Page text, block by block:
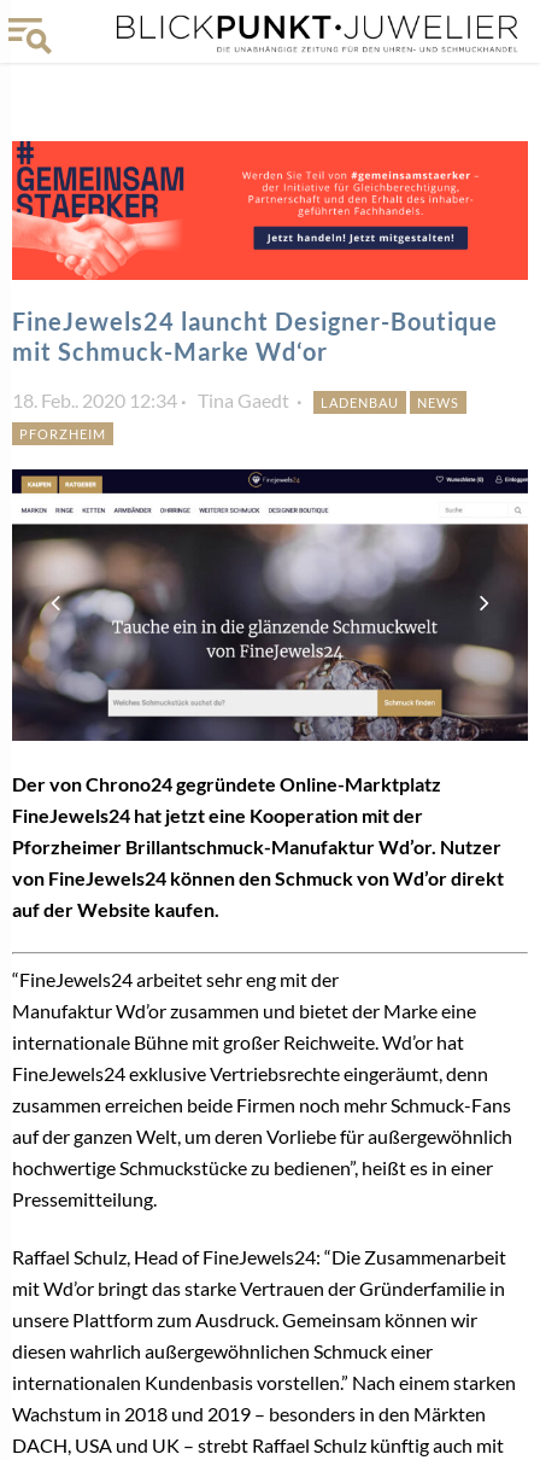
FineJewels24 launcht Designer-Boutique
mit Schmuck-Marke Wd‘or
18. Feb.. 2020 12:34 Tina Gaedt LADENBAU
NEWS
PFORZHEIM
Der von Chrono24 gegründete Online-Marktplatz
FineJewels24 hat jetzt eine Kooperation mit der
Pforzheimer Brillantschmuck-Manufaktur Wd’or. Nutzer
von FineJewels24 können den Schmuck von Wd’or direkt
auf der Website kaufen.
“FineJewels24 arbeitet sehr eng mit der
Manufaktur Wd’or zusammen und bietet der Marke eine
internationale Bühne mit großer Reichweite. Wd’or hat
FineJewels24 exklusive Vertriebsrechte eingeräumt, denn
zusammen erreichen beide Firmen noch mehr Schmuck-Fans
auf der ganzen Welt, um deren Vorliebe für außergewöhnlich
hochwertige Schmuckstücke zu bedienen”, heißt es in einer
Pressemitteilung.
Raffael Schulz, Head of FineJewels24: “Die Zusammenarbeit
mit Wd’or bringt das starke Vertrauen der Gründerfamilie in
unsere Plattform zum Ausdruck. Gemeinsam können wir
diesen wahrlich außergewöhnlichen Schmuck einer
internationalen Kundenbasis vorstellen.” Nach einem starken
Wachstum in 2018 und 2019 – besonders in den Märkten
DACH, USA und UK – strebt Raffael Schulz künftig auch mit